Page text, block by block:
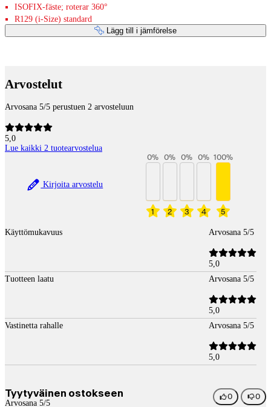
ISOFIX-fäste; roterar 360°
R129 (i-Size) standard
Lägg till i jämförelse
Arvostelut
Arvosana 5/5 perustuen 2 arvosteluun
5,0
Lue kaikki 2 tuotearvostelua
Kirjoita arvostelu
1
0%
2
0%
3
0%
4
0%
5
100%
Käyttömukavuus Arvosana 5/5
5,0
Tuotteen laatu
Arvosana 5/5
5,0
Vastinetta rahalle
Arvosana 5/5
5,0
Tyytyväinen ostokseen
Arvosana 5/5
0 0